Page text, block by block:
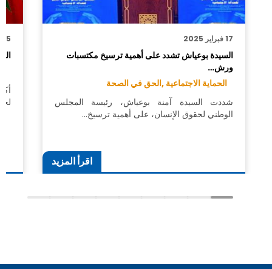
17 فبراير 2025
السيدة بوعياش تشدد على أهمية ترسيخ مكتسبات
ورش…
الحماية الاجتماعية ,الحق في الصحة
شددت السيدة آمنة بوعياش، رئيسة المجلس
الوطني لحقوق الإنسان، على أهمية ترسيخ…
اقرأ المزيد
15 فبراير 2025